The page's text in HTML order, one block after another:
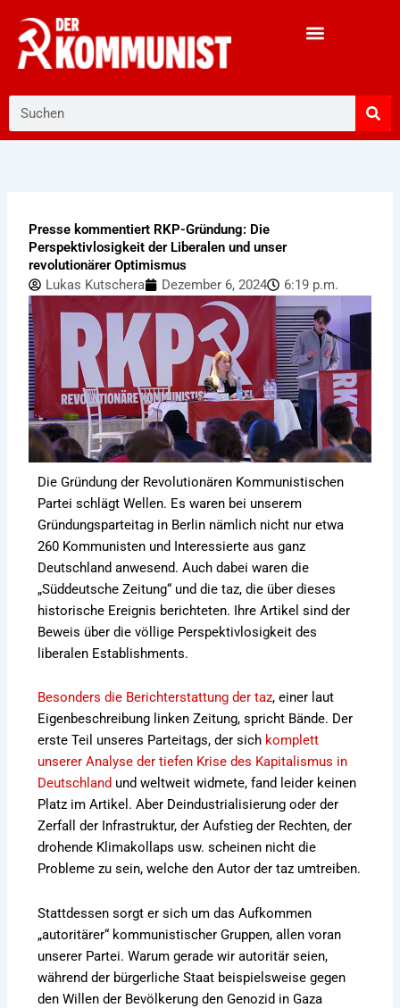
Inhalt
springen
Presse kommentiert RKP-Gründung: Die
Perspektivlosigkeit der Liberalen und unser
revolutionärer Optimismus
Lukas Kutschera
Dezember 6, 2024 6:19 p.m.
Die Gründung der Revolutionären Kommunistischen
Partei schlägt Wellen. Es waren bei unserem
Gründungsparteitag in Berlin nämlich nicht nur etwa
260 Kommunisten und Interessierte aus ganz
Deutschland anwesend. Auch dabei waren die
„Süddeutsche Zeitung“ und die taz, die über dieses
historische Ereignis berichteten. Ihre Artikel sind der
Beweis über die völlige Perspektivlosigkeit des
liberalen Establishments.
Besonders die Berichterstattung der taz, einer laut
Eigenbeschreibung linken Zeitung, spricht Bände. Der
erste Teil unseres Parteitags, der sich komplett
unserer Analyse der tiefen Krise des Kapitalismus in
Deutschland und weltweit widmete, fand leider keinen
Platz im Artikel. Aber Deindustrialisierung oder der
Zerfall der Infrastruktur, der Aufstieg der Rechten, der
drohende Klimakollaps usw. scheinen nicht die
Probleme zu sein, welche den Autor der taz umtreiben.
Stattdessen sorgt er sich um das Aufkommen
„autoritärer“ kommunistischer Gruppen, allen voran
unserer Partei. Warum gerade wir autoritär seien,
während der bürgerliche Staat beispielsweise gegen
den Willen der Bevölkerung den Genozid in Gaza